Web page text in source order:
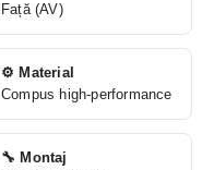
Față (AV)
⚙️ Material
Compus high-performance
🔧 Montaj